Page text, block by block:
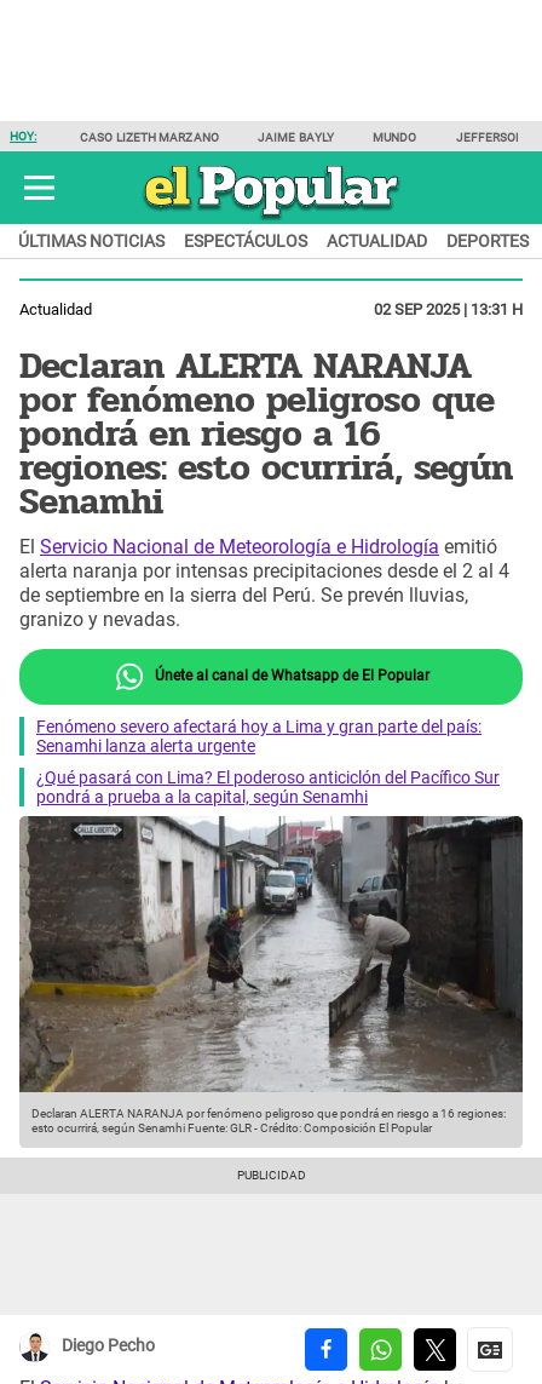
HOY: CASO LIZETH MARZANO JAIME BAYLY MUNDO JEFFERSON
ÚLTIMAS NOTICIAS ESPECTÁCULOS ACTUALIDAD DEPORTES
Actualidad 02 SEP 2025 | 13:31 H
Declaran ALERTA NARANJA
por fenómeno peligroso que
pondrá en riesgo a 16
regiones: esto ocurrirá, según
Senamhi
El Servicio Nacional de Meteorología e Hidrología emitió
alerta naranja por intensas precipitaciones desde el 2 al 4
de septiembre en la sierra del Perú. Se prevén lluvias,
granizo y nevadas.
Únete al canal de Whatsapp de El Popular
Fenómeno severo afectará hoy a Lima y gran parte del país:
Senamhi lanza alerta urgente
¿Qué pasará con Lima? El poderoso anticiclón del Pacífico Sur
pondrá a prueba a la capital, según Senamhi
Declaran ALERTA NARANJA por fenómeno peligroso que pondrá en riesgo a 16 regiones:
esto ocurrirá, según SenamhiFuente: GLR-Crédito: Composición El Popular
Diego Pecho